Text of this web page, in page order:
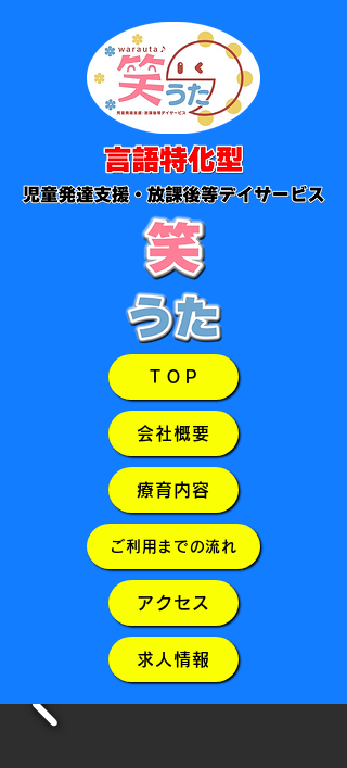
ＴＯＰ
会社概要
療育内容
ご利用までの流れ
アクセス
求人情報